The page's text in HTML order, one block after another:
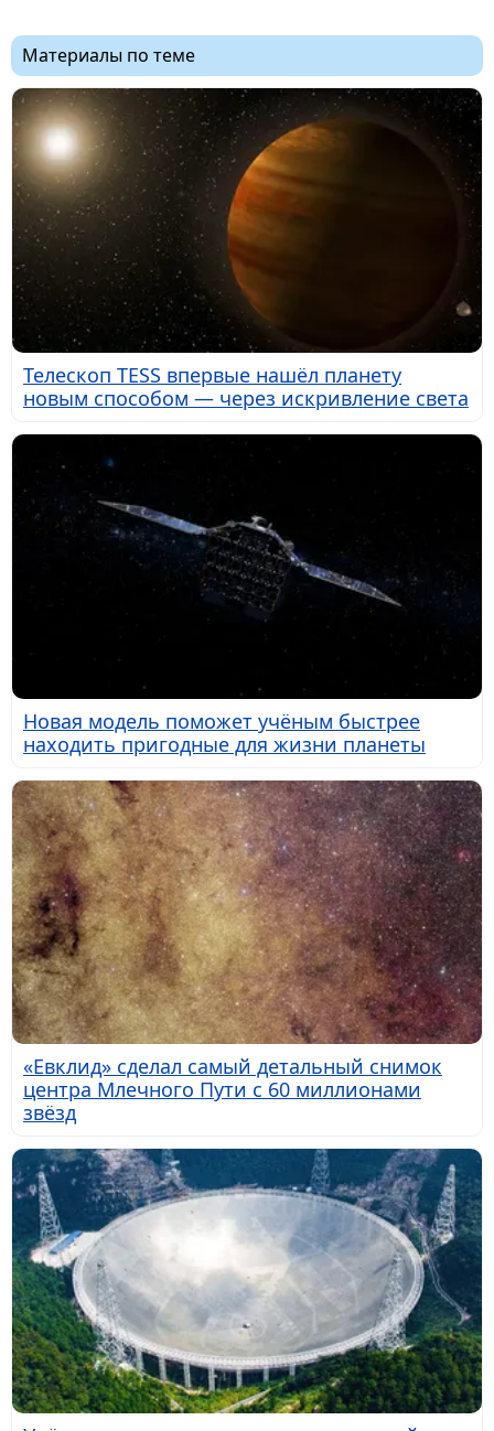
Материалы по теме
Телескоп TESS впервые нашёл планету
новым способом — через искривление света
Новая модель поможет учёным быстрее
находить пригодные для жизни планеты
«Евклид» сделал самый детальный снимок
центра Млечного Пути с 60 миллионами
звёзд